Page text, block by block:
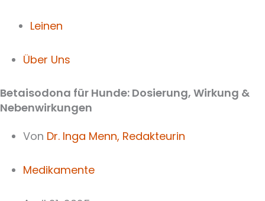
Leinen
Über Uns
Betaisodona für Hunde: Dosierung, Wirkung &
Nebenwirkungen
Von Dr. Inga Menn, Redakteurin
Medikamente